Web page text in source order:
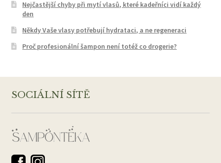
Nejčastější chyby při mytí vlasů, které kadeřníci vidí každý
den
Někdy Vaše vlasy potřebují hydrataci, a ne regeneraci
Proč profesionální šampon není totéž co drogerie?
SOCIÁLNÍ SÍTĚ